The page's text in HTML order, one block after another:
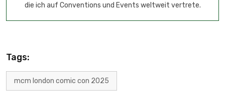
die ich auf Conventions und Events weltweit vertrete.
Tags:
mcm london comic con 2025